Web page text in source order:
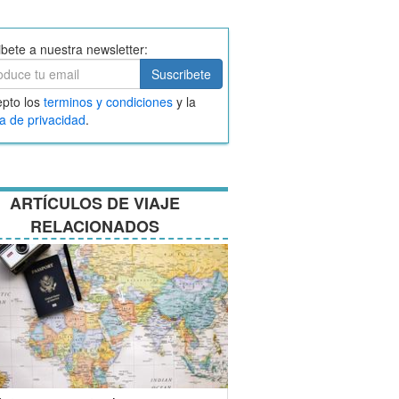
a nuestra newsletter:
Suscribete
los terminos y condiciones y la
de privacidad.
ARTÍCULOS DE VIAJE
RELACIONADOS